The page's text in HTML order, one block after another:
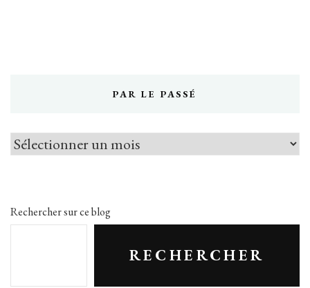
PAR LE PASSÉ
Par
Rechercher sur ce blog
RECHERCHER